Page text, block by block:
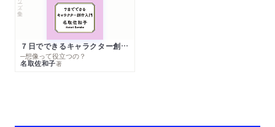
７日でできるキャラクター創作入門
─想像って役立つの？
名取佐和子著